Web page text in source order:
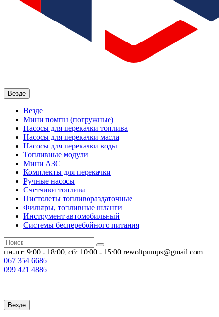
Везде
Везде
Мини помпы (погружные)
Насосы для перекачки топлива
Насосы для перекачки масла
Насосы для перекачки воды
Топливные модули
Мини АЗС
Комплекты для перекачки
Ручные насосы
Счетчики топлива
Пистолеты топливораздаточные
Фильтры, топливные шланги
Инструмент автомобильный
Системы бесперебойного питания
пн-пт: 9:00 - 18:00, сб: 10:00 - 15:00 rewoltpumps@gmail.com
067 354 6686
099 421 4886
Везде